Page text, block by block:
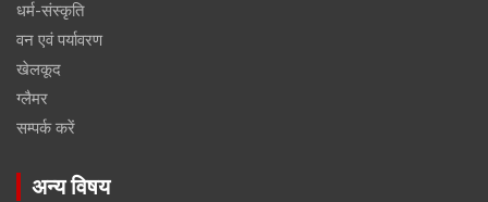
धर्म-संस्कृति
वन एवं पर्यावरण
खेलकूद
ग्लैमर
सम्पर्क करें
अन्य विषय